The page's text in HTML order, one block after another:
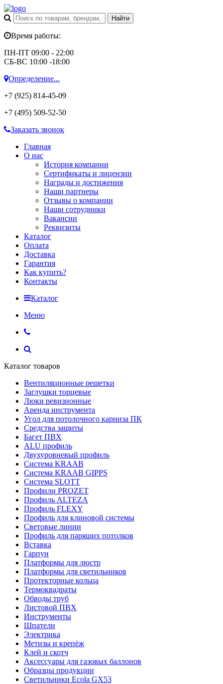
Время работы:
ПН-ПТ 09:00 - 22:00
СБ-ВС 10:00 -18:00
Определение...
+7 (925) 814-45-09
+7 (495) 509-52-50
Заказать звонок
Главная
О нас
История компании
Сертификаты и лицензии
Награды и достижения
Наши партнеры
Отзывы о компании
Наши сотрудники
Вакансии
Реквизиты
Каталог
Оплата
Доставка
Гарантия
Как купить?
Контакты
Каталог
Меню
Каталог товаров
Вентиляционные решетки
Заглушки торцевые
Люки ревизионные
Аренда инструмента
Угол для потолочного карниза ПК
Средства защиты
Багет ПВХ
ALU профиль
Двухуровневый профиль
Система KRAAB
Система KRAAB GIPPS
Система SLOTT
Профили PROZET
Профиль ALTEZA
Профиль FLEXY
Профиль для клиновой системы
Световые линии
Профиль для парящих потолков
Вставка
Гарпун
Платформы для люстр
Платформы для светильников
Протекторные кольца
Термоквадраты
Обводы труб
Листовой ПВХ
Инструменты
Шпатели
Электрика
Метизы и крепёж
Клей и скотч
Аксессуары для газовых баллонов
Образцы продукции
Светильники Ecola GX53